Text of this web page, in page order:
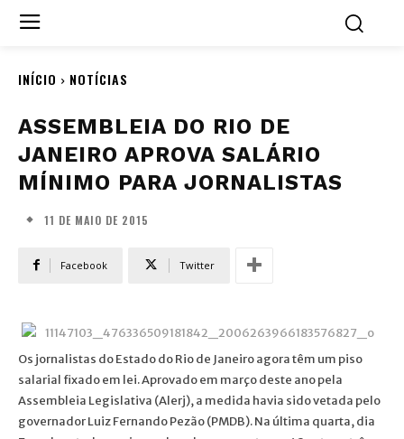
INÍCIO NOTÍCIAS
ASSEMBLEIA DO RIO DE
JANEIRO APROVA SALÁRIO
MÍNIMO PARA JORNALISTAS
11 DE MAIO DE 2015
Facebook Twitter
Os jornalistas do Estado do Rio de Janeiro agora têm um piso
salarial fixado em lei. Aprovado em março deste ano pela
Assembleia Legislativa (Alerj), a medida havia sido vetada pelo
governador Luiz Fernando Pezão (PMDB). Na última quarta, dia